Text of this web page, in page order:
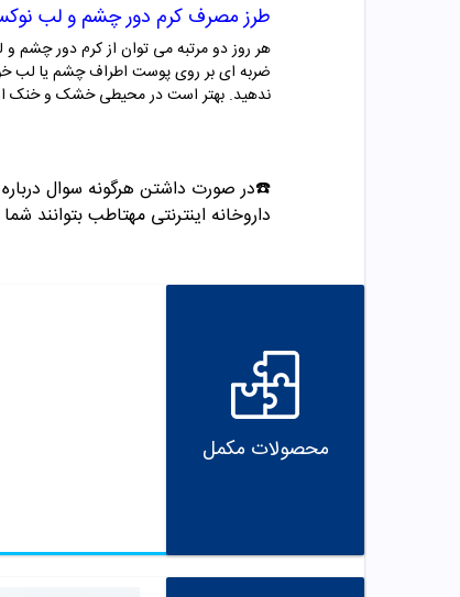
طرز مصرف کرم دور چشم و لب
هر روز دو مرتبه می توان از کرم دور چشم
ضربه ای بر روی پوست اطراف چشم یا لب
ندهید. بهتر است در محیطی خشک و خنک
☎️در صورت داشتن هرگونه سوال درباره خرید و
داروخانه اینترنتی مهتاطب بتوانند
محصولات مکمل